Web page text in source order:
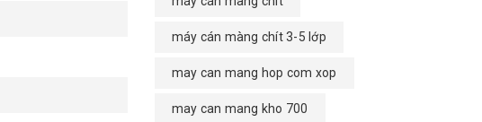
máy cán màng chít 3-5 lớp
may can mang hop com xop
may can mang kho 700